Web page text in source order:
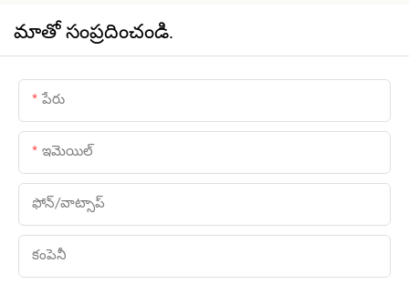
మాతో సంప్రదించండి.
పేరు
ఇమెయిల్
ఫోన్/వాట్సాప్
కంపెనీ